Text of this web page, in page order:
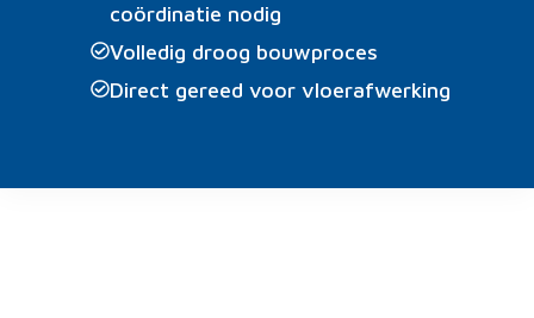
coördinatie nodig
Volledig droog bouwproces
Direct gereed voor vloerafwerking